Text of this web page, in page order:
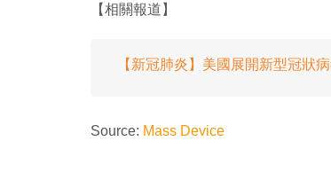
【相關報道】
【新冠肺炎】美國展開新型冠狀
Source: Mass Device